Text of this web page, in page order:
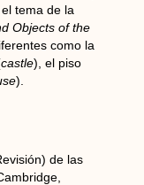
tema de la
Objects of the
como la
castle), el piso
).
de las